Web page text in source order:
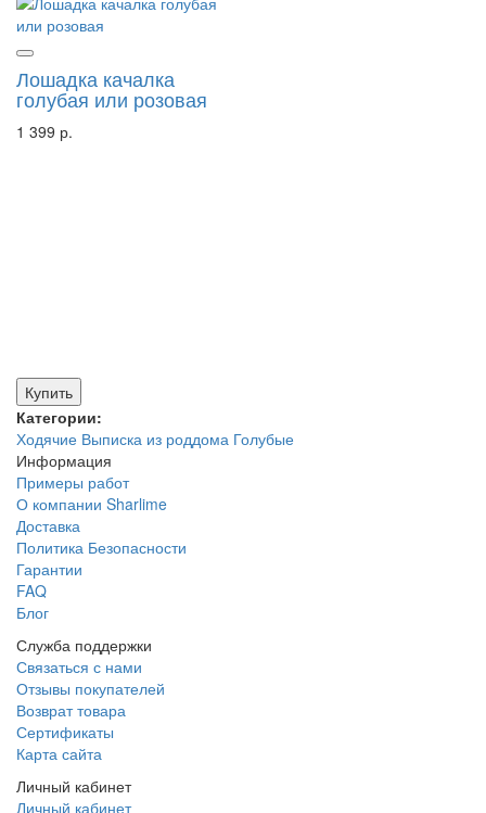
Лошадка качалка
голубая или розовая
1 399 р.
Купить
Категории:
Ходячие Выписка из роддома Голубые
Информация
Примеры работ
О компании Sharlime
Доставка
Политика Безопасности
Гарантии
FAQ
Блог
Служба поддержки
Связаться с нами
Отзывы покупателей
Возврат товара
Сертификаты
Карта сайта
Личный кабинет
Личный кабинет